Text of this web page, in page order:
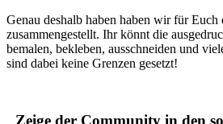
Genau deshalb haben haben wir für
zusammengestellt. Ihr könnt die
bemalen, bekleben, ausschneiden und
sind dabei keine Grenzen gesetzt!
Zeige der Community in den